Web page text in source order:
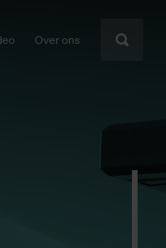
Over ons